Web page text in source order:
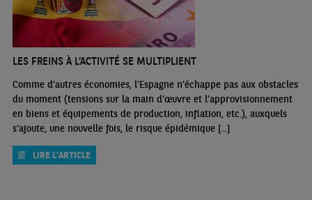
LES FREINS À L’ACTIVITÉ SE MULTIPLIENT
Comme d’autres économies, l’Espagne n’échappe pas aux obstacles
du moment (tensions sur la main d’œuvre et l’approvisionnement
en biens et équipements de production, inflation, etc.), auxquels
s’ajoute, une nouvelle fois, le risque épidémique [...]
LIRE L'ARTICLE